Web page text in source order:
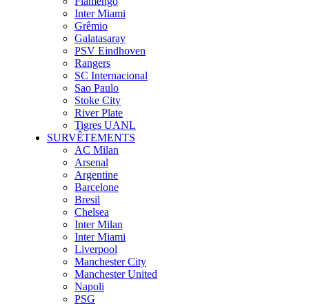
Inter Miami
Grêmio
Galatasaray
PSV Eindhoven
Rangers
SC Internacional
Sao Paulo
Stoke City
River Plate
Tigres UANL
SURVÊTEMENTS
AC Milan
Arsenal
Argentine
Barcelone
Bresil
Chelsea
Inter Milan
Inter Miami
Liverpool
Manchester City
Manchester United
Napoli
PSG